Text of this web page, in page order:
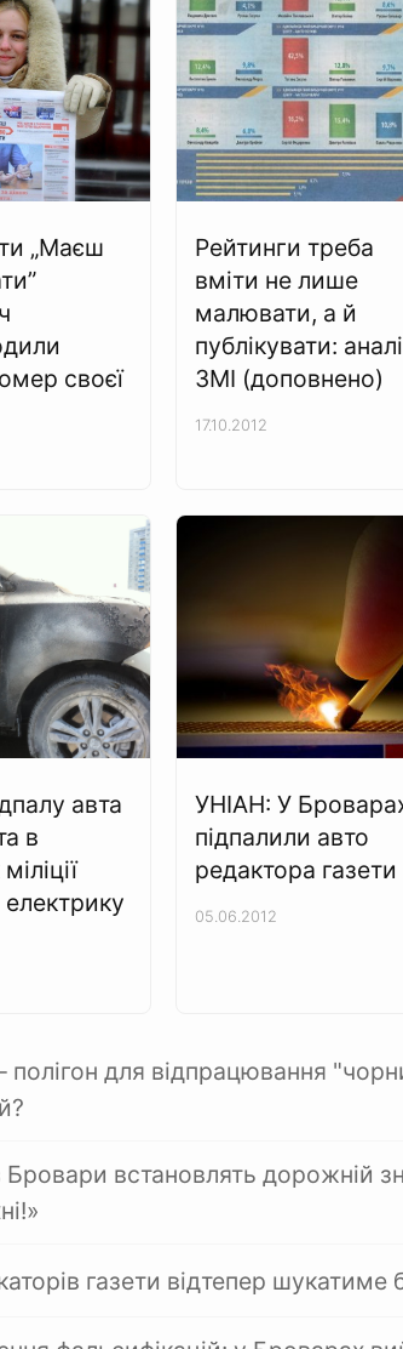
„Маєш
своєї
Рейтинги треба
вміти не лише
малювати, а й
публікувати:
ЗМІ (доповнено)
17.10.2012
авта
в
УНІАН: У
підпалили авто
редактора газети
05.06.2012
полігон для відпрацювання
Бровари встановлять дорожній
газети відтепер шукатиме